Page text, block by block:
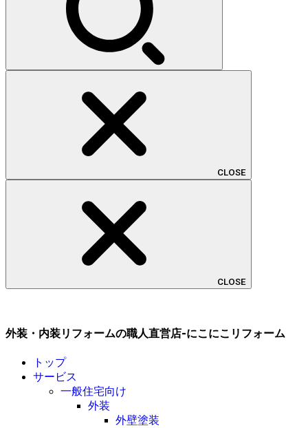
CLOSE
CLOSE
外装・内装リフォームの職人直営店-にこにこリフォーム
トップ
サービス
一般住宅向け
外装
外壁塗装